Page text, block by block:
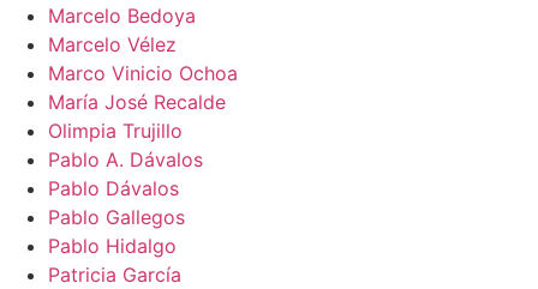
Marcelo Bedoya
Marcelo Vélez
Marco Vinicio Ochoa
María José Recalde
Olimpia Trujillo
Pablo A. Dávalos
Pablo Dávalos
Pablo Gallegos
Pablo Hidalgo
Patricia García